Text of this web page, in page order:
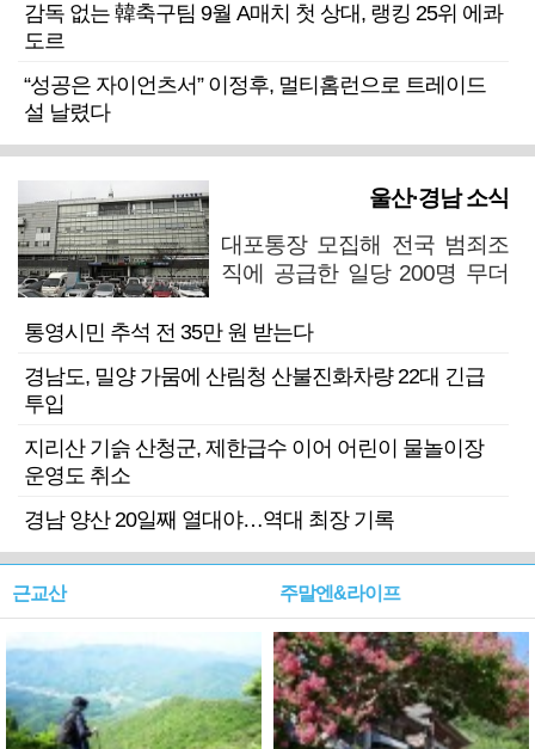
감독 없는 韓축구팀 9월 A매치 첫 상대, 랭킹 25위 에콰
도르
“성공은 자이언츠서” 이정후, 멀티홈런으로 트레이드
설 날렸다
울산·경남 소식
대포통장 모집해 전국 범죄조
직에 공급한 일당 200명 무더
통영시민 추석 전 35만 원 받는다
경남도, 밀양 가뭄에 산림청 산불진화차량 22대 긴급
투입
지리산 기슭 산청군, 제한급수 이어 어린이 물놀이장
운영도 취소
경남 양산 20일째 열대야…역대 최장 기록
근교산 주말엔&라이프